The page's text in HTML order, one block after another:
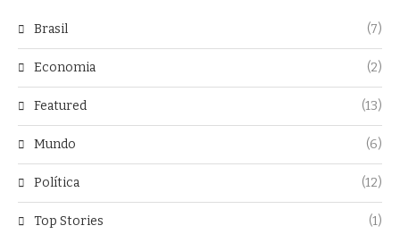
Brasil (7)
Economia (2)
Featured (13)
Mundo (6)
Política (12)
Top Stories (1)